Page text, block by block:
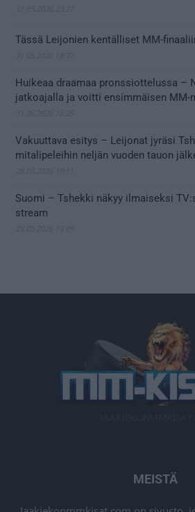
Tässä Leijonien kentälliset MM-
Huikeaa draamaa pronssiottelussa –
jatkoajalla ja voitti ensimmäisen MM-
Vakuuttava esitys – Leijonat jyräsi
mitalipeleihin neljän vuoden tauon
Suomi – Tshekki näkyy ilmaiseksi
stream
MEISTÄ